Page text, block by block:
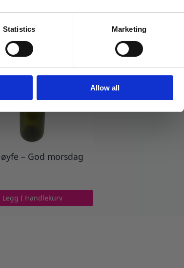
Statistics Marketing
Allow all
– God morsdag
Legg I Handlekurv
dere!